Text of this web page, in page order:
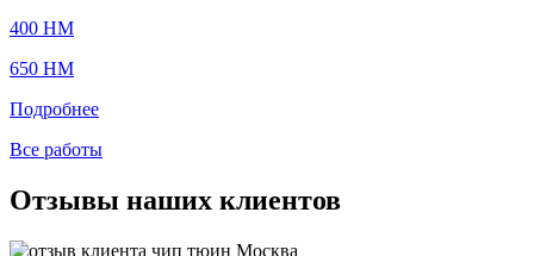
400 HM
650 HM
Подробнее
Все работы
Отзывы наших клиентов